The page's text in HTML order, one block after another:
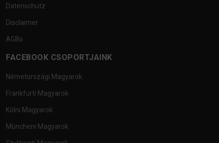
Datenschutz
Disclaimer
AGBs
FACEBOOK CSOPORTJAINK
Németországi Magyarok
Frankfurti Magyarok
Kölni Magyarok
Müncheni Magyarok